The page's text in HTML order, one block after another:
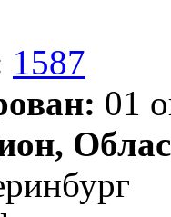
1587
01